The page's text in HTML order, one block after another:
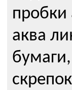
пробки
аква